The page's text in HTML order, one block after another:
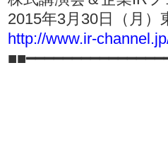
2015年3月30日（月
http://www.ir-